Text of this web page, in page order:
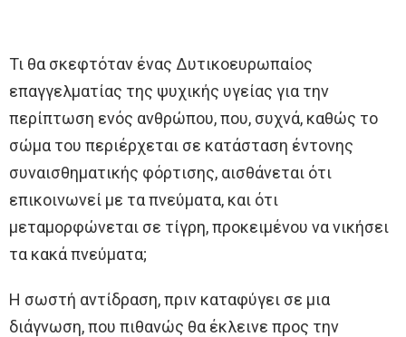
Τι θα σκεφτόταν ένας Δυτικοευρωπαίος
επαγγελματίας της ψυχικής υγείας για την
περίπτωση ενός ανθρώπου, που, συχνά, καθώς το
σώμα του περιέρχεται σε κατάσταση έντονης
συναισθηματικής φόρτισης, αισθάνεται ότι
επικοινωνεί με τα πνεύματα, και ότι
μεταμορφώνεται σε τίγρη, προκειμένου να νικήσει
τα κακά πνεύματα;
Η σωστή αντίδραση, πριν καταφύγει σε μια
διάγνωση, που πιθανώς θα έκλεινε προς την